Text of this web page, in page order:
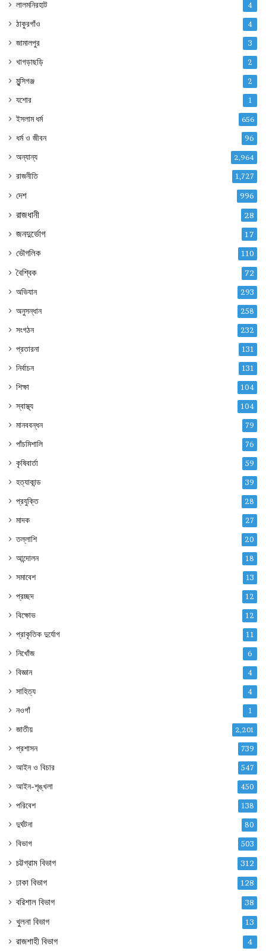
লালমনিরহাট 4
ঠাকুরগাঁও 4
জামালপুর 3
খাগড়াছড়ি 2
মুন্সিগঞ্জ 2
যশোর 1
ইসলাম ধর্ম 656
ধর্ম ও জীবন 96
অন্যান্য 2,964
রাজনীতি 1,727
দেশ 996
রাজধানী 28
জনদুর্ভোগ 17
ভৌগলিক 110
বৈশ্বিক 72
অভিযান 293
অনুসন্ধান 258
সংগঠন 232
প্রতারনা 131
নির্বাচন 131
শিক্ষা 104
স্বাস্থ্য 104
মানববন্ধন 79
পাঁচমিশালি 76
কৃষিবার্তা 59
হত্যাকান্ড 39
প্রযুক্তি 28
মাদক 27
তল্লাশি 20
আন্দোলন 18
সমাবেশ 13
প্রচ্ছদ 12
বিক্ষোভ 12
প্রাকৃতিক দুর্যোগ 11
নিখোঁজ 6
বিজ্ঞান 4
সাহিত্য 4
নওগাঁ 1
জাতীয় 2,201
প্রশাসন 739
আইন ও বিচার 547
আইন-শৃঙ্খলা 450
পরিবেশ 138
দুর্ঘটনা 80
বিভাগ 503
চট্টগ্রাম বিভাগ 312
ঢাকা বিভাগ 128
বরিশাল বিভাগ 38
খুলনা বিভাগ 13
রাজশাহী বিভাগ 4